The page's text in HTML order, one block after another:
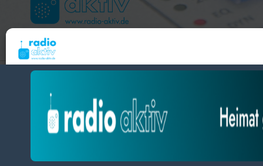
zustimmst, können wir Daten wie das Surfverhalten oder eindeutige IDs auf dieser
verarbeiten. Wenn du deine Zustimmung nicht erteilst oder zurückziehst, können
und Funktionen beeinträchtigt werden.
Hameln 99.3 – Bad Pyrmont 94.8 – Bad Münder 107.2 –
BlogDatabyThemeansar.